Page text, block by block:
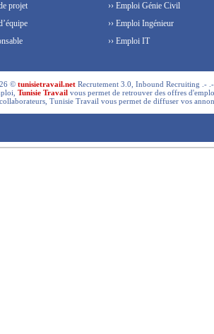
projet
›› Emploi Génie Civil
›› Emploi Ingénieur
›› Emploi IT
©tunisietravail.net Recrutement 3.0, Inbound Recruiting .-
Tunisie Travail vous permet de retrouver des offres
Tunisie Travail vous permet de diffuser vos